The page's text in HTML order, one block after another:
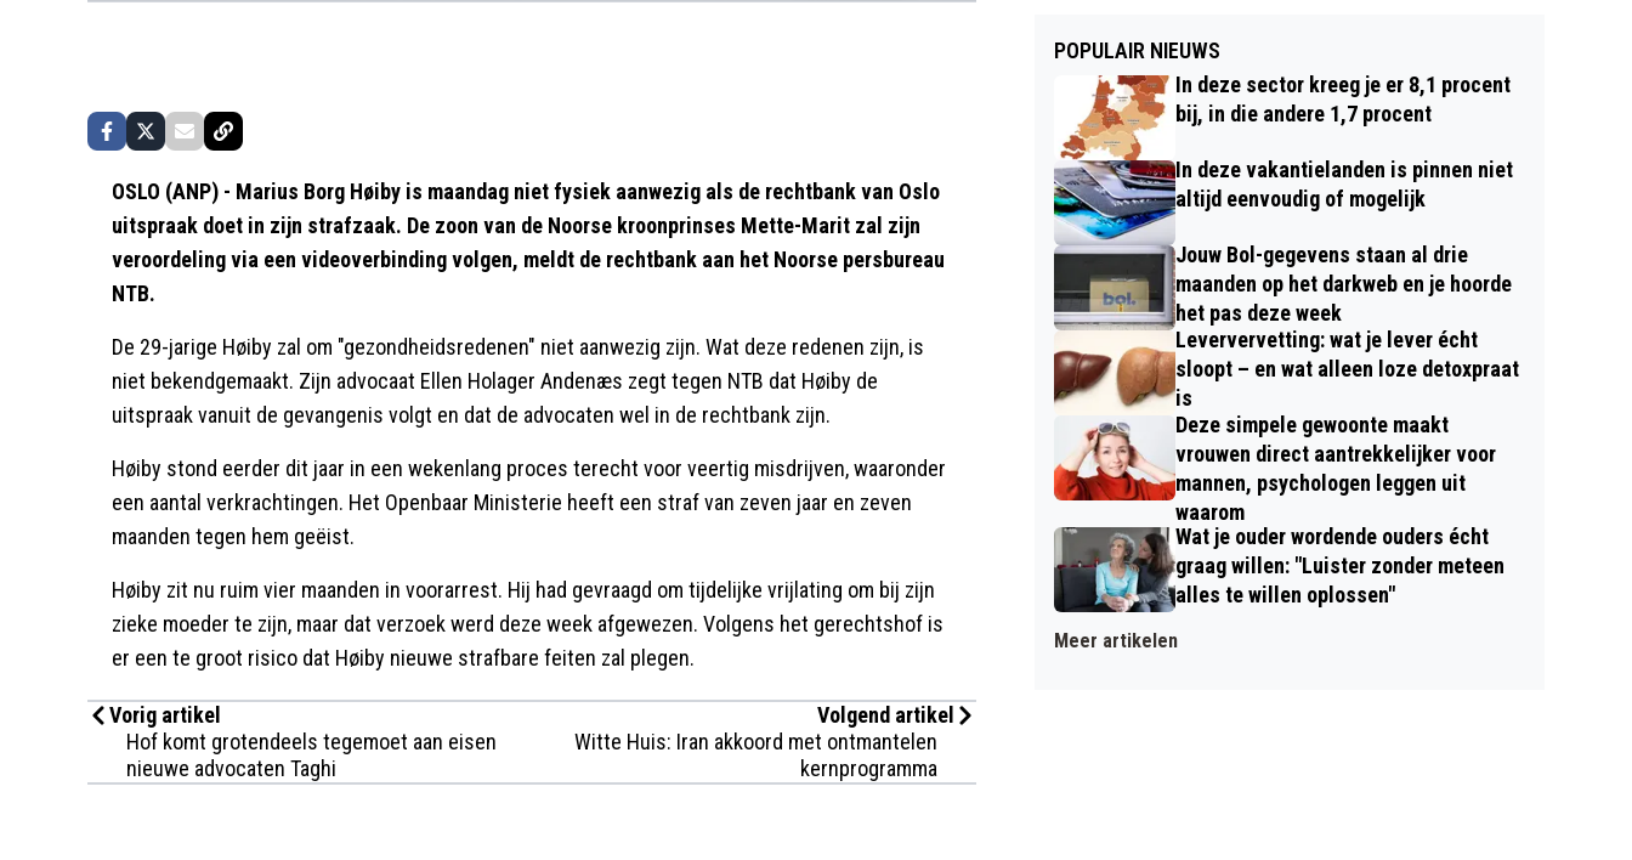
OSLO (ANP) - Marius Borg Høiby is maandag niet fysiek aanwezig als de rechtbank van Oslo
uitspraak doet in zijn strafzaak. De zoon van de Noorse kroonprinses Mette-Marit zal zijn
veroordeling via een videoverbinding volgen, meldt de rechtbank aan het Noorse persbureau
NTB.
De 29-jarige Høiby zal om "gezondheidsredenen" niet aanwezig zijn. Wat deze redenen zijn, is
niet bekendgemaakt. Zijn advocaat Ellen Holager Andenæs zegt tegen NTB dat Høiby de
uitspraak vanuit de gevangenis volgt en dat de advocaten wel in de rechtbank zijn.
Høiby stond eerder dit jaar in een wekenlang proces terecht voor veertig misdrijven, waaronder
een aantal verkrachtingen. Het Openbaar Ministerie heeft een straf van zeven jaar en zeven
maanden tegen hem geëist.
Høiby zit nu ruim vier maanden in voorarrest. Hij had gevraagd om tijdelijke vrijlating om bij zijn
zieke moeder te zijn, maar dat verzoek werd deze week afgewezen. Volgens het gerechtshof is
er een te groot risico dat Høiby nieuwe strafbare feiten zal plegen.
Vorig artikel
Hof komt grotendeels tegemoet aan eisen
nieuwe advocaten Taghi
Volgend artikel
Witte Huis: Iran akkoord met ontmantelen
kernprogramma
POPULAIR NIEUWS
In deze sector kreeg je er 8,1 procent
bij, in die andere 1,7 procent
In deze vakantielanden is pinnen niet
altijd eenvoudig of mogelijk
Jouw Bol-gegevens staan al drie
maanden op het darkweb en je hoorde
het pas deze week
Leververvetting: wat je lever écht
sloopt – en wat alleen loze detoxpraat
is
Deze simpele gewoonte maakt
vrouwen direct aantrekkelijker voor
mannen, psychologen leggen uit
waarom
Wat je ouder wordende ouders écht
graag willen: "Luister zonder meteen
alles te willen oplossen"
Meer artikelen